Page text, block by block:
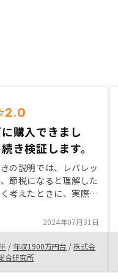
2.0
購入できまし
き検証します。
の説明では、レバレッ
節税になると理解した
考えたときに、実際に
し）、出口が期待できな
なる。これらを許容で
有効か。・購入検討か
非常にスムーズ。ただ
管理が悪すぎる。書類
2024年07月31日
/ 年収1900万円台 /株式会
合研究所